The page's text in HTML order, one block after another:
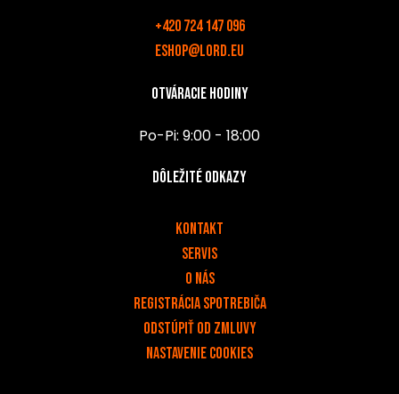
+420 724 147 096
eshop@lord.eu
Otváracie hodiny
Po-Pi: 9:00 - 18:00
Dôležité odkazy
Kontakt
Servis
O nás
Registrácia spotrebiča
Odstúpiť od zmluvy
Nastavenie cookies